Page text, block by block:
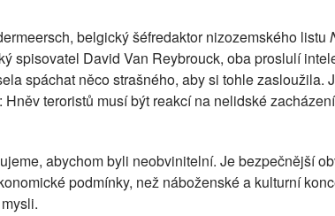
belgický šéfredaktor nizozemského listu
spisovatel David Van Reybrouck, oba proslulí
spáchat něco strašného, aby si tohle zasloužila.
teroristů musí být reakcí na nelidské
abychom byli neobvinitelní. Je bezpečnější
podmínky, než náboženské a kulturní